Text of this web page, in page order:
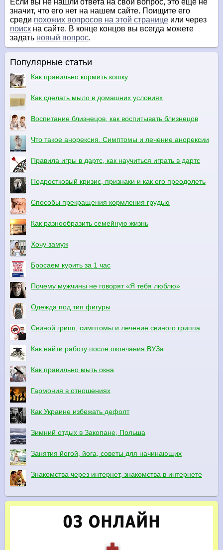
Если вы не нашли ответа на свой вопрос, это еще не
значит, что его нет на нашем сайте. Поищите его
среди похожих вопросов на этой странице или через
поиск на сайте. В конце концов вы всегда можете
задать новый вопрос.
Популярные статьи
Как правильно кормить кошку
Как сделать мыло в домашних условиях
Воспитание близнецов, как воспитывать близнецов
Что такое анорексия. Симптомы и лечение анорексии
Правила игры в дартс, как научиться играть в дартс
Подростковый кризис, признаки и как его преодолеть
Способы прекращения кормления грудью
Как разнообразить семейную жизнь
Хочу замуж
Бросаем курить за 1 час
Почему мужчины не говорят «Я тебя люблю»
Одежда под тип фигуры
Свиной грипп, симптомы и лечение свиного гриппа
Как найти работу после окончания ВУЗа
Как правильно мыть окна
Гармония в отношениях
Как Украине избежать дефолт
Зимний отдых в Закопане, Польша
Занятия йогой, йога, советы для начинающих
Знакомства через интернет, знакомства в интернете